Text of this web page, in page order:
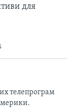
для
телепрограм